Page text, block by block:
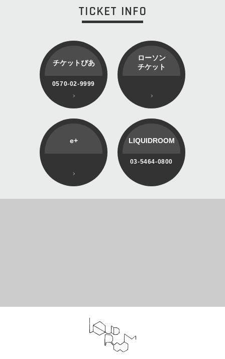
TICKET INFO
チケットぴあ
0570-02-9999
ローソン
チケット
e+ LIQUIDROOM
03-5464-0800